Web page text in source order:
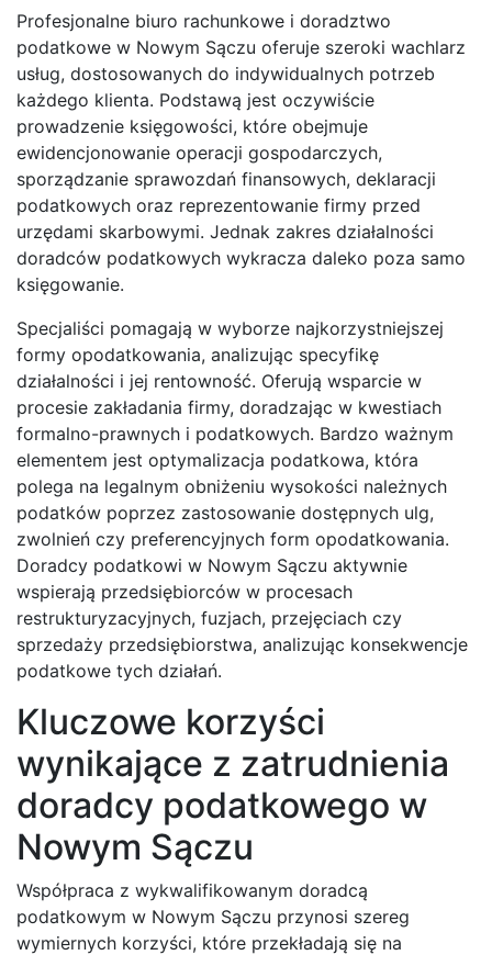
Profesjonalne biuro rachunkowe i doradztwo
podatkowe w Nowym Sączu oferuje szeroki wachlarz
usług, dostosowanych do indywidualnych potrzeb
każdego klienta. Podstawą jest oczywiście
prowadzenie księgowości, które obejmuje
ewidencjonowanie operacji gospodarczych,
sporządzanie sprawozdań finansowych, deklaracji
podatkowych oraz reprezentowanie firmy przed
urzędami skarbowymi. Jednak zakres działalności
doradców podatkowych wykracza daleko poza samo
księgowanie.
Specjaliści pomagają w wyborze najkorzystniejszej
formy opodatkowania, analizując specyfikę
działalności i jej rentowność. Oferują wsparcie w
procesie zakładania firmy, doradzając w kwestiach
formalno-prawnych i podatkowych. Bardzo ważnym
elementem jest optymalizacja podatkowa, która
polega na legalnym obniżeniu wysokości należnych
podatków poprzez zastosowanie dostępnych ulg,
zwolnień czy preferencyjnych form opodatkowania.
Doradcy podatkowi w Nowym Sączu aktywnie
wspierają przedsiębiorców w procesach
restrukturyzacyjnych, fuzjach, przejęciach czy
sprzedaży przedsiębiorstwa, analizując konsekwencje
podatkowe tych działań.
Kluczowe korzyści
wynikające z zatrudnienia
doradcy podatkowego w
Nowym Sączu
Współpraca z wykwalifikowanym doradcą
podatkowym w Nowym Sączu przynosi szereg
wymiernych korzyści, które przekładają się na